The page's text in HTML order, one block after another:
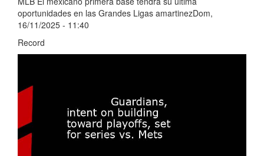
oportunidades en las Grandes Ligas amartinezDom,
16/11/2025 - 11:40
Record